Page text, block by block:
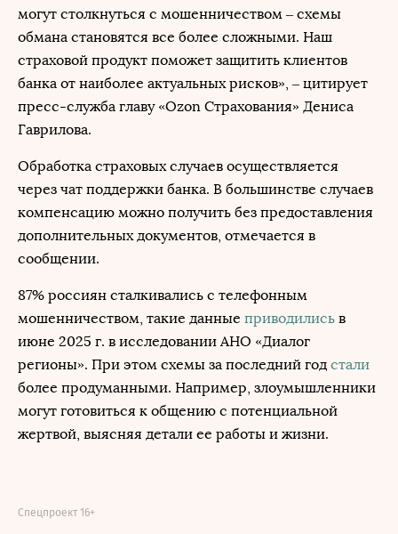
могут столкнуться с мошенничеством – схемы
обмана становятся все более сложными. Наш
страховой продукт поможет защитить клиентов
банка от наиболее актуальных рисков», – цитирует
пресс-служба главу «Ozon Страхования» Дениса
Гаврилова.
Обработка страховых случаев осуществляется
через чат поддержки банка. В большинстве случаев
компенсацию можно получить без предоставления
дополнительных документов, отмечается в
сообщении.
87% россиян сталкивались с телефонным
мошенничеством, такие данные приводились в
июне 2025 г. в исследовании АНО «Диалог
регионы». При этом схемы за последний год стали
более продуманными. Например, злоумышленники
могут готовиться к общению с потенциальной
жертвой, выясняя детали ее работы и жизни.
Спецпроект 16+